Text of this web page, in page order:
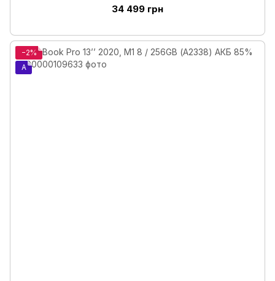
34 499 грн
−2%
A